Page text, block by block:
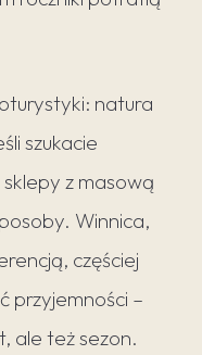
natura
szukacie
z masową
Winnica,
częściej
przyjemności –
ale też sezon.